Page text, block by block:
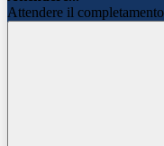
Attendere il